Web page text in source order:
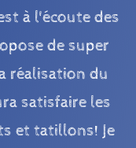
à l'écoute des
de super
réalisation du
satisfaire les
et tatillons! Je